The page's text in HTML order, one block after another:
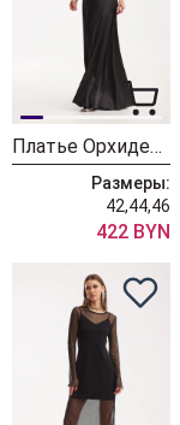
Платье ОрхидеяЛюкс 1518
Размеры:
42,44,46
422 BYN